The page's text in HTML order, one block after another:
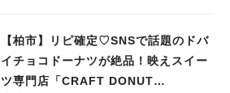
【柏市】リピ確定♡SNSで話題のドバ
イチョコドーナツが絶品！映えスイー
ツ専門店「CRAFT DONUT